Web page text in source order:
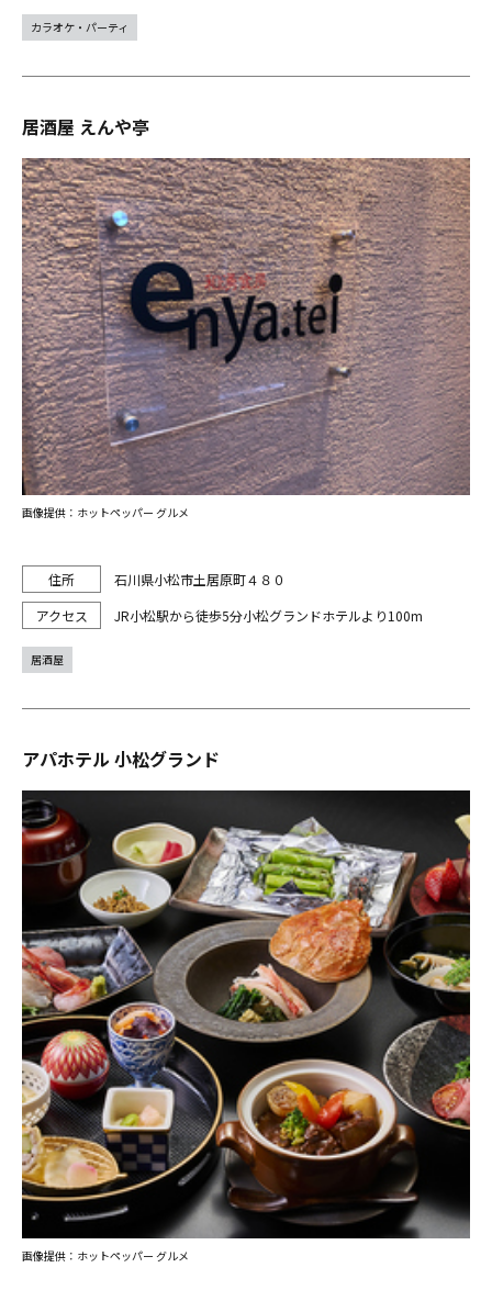
カラオケ・パーティ
居酒屋 えんや亭
石川県小松市土居原町４８０
JR小松駅から徒歩5分小松グランドホテルより100m
画像提供：ホットペッパー グルメ
居酒屋
アパホテル 小松グランド
画像提供：ホットペッパー グルメ